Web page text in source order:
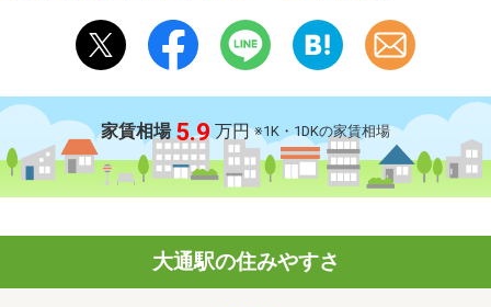
家賃相場 5.9 万円 ※1K・1DKの家賃相場
大通駅の住みやすさ